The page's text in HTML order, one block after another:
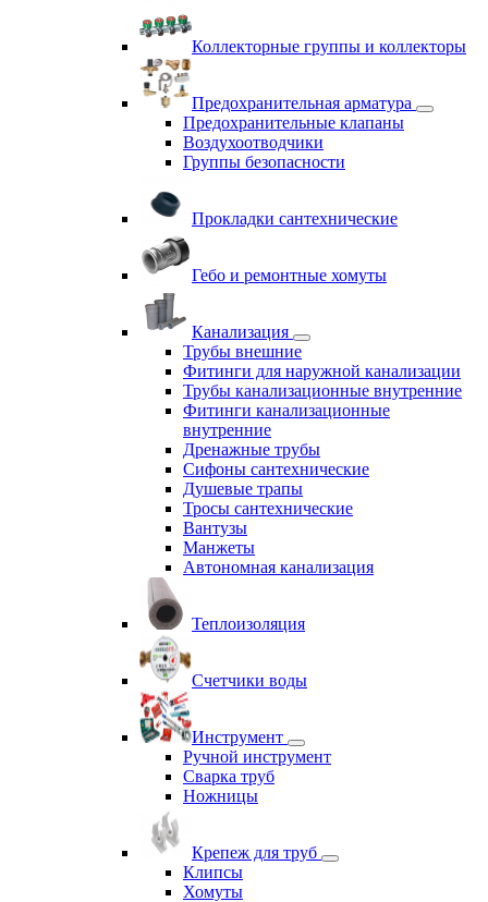
Коллекторные группы и коллекторы
Предохранительная арматура
Предохранительные клапаны
Воздухоотводчики
Группы безопасности
Прокладки сантехнические
Гебо и ремонтные хомуты
Канализация
Трубы внешние
Фитинги для наружной канализации
Трубы канализационные внутренние
Фитинги канализационные
внутренние
Дренажные трубы
Сифоны сантехнические
Душевые трапы
Тросы сантехнические
Вантузы
Манжеты
Автономная канализация
Теплоизоляция
Счетчики воды
Инструмент
Ручной инструмент
Сварка труб
Ножницы
Крепеж для труб
Клипсы
Хомуты